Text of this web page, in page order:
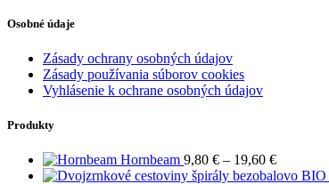
Osobné údaje
Zásady ochrany osobných údajov
Zásady používania súborov cookies
Vyhlásenie k ochrane osobných údajov
Produkty
Hornbeam 9,80 € – 19,60 €Price
range: